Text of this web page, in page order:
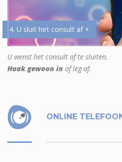
4. U sluit het consult af +
U wenst het consult af te sluiten.
Haak gewoon in of leg af.
ONLINE